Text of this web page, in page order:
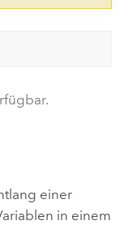
einer
in einem